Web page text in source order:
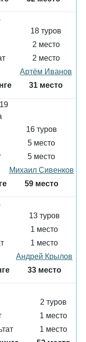
18 туров
2 место
2 место
Артём Иванов
31 место
16 туров
5 место
5 место
Михаил Сивенков
59 место
13 туров
1 место
1 место
Андрей Крылов
33 место
2 туров
1 место
1 место